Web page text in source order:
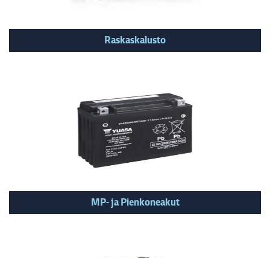
Raskaskalusto
MP- ja Pienkoneakut